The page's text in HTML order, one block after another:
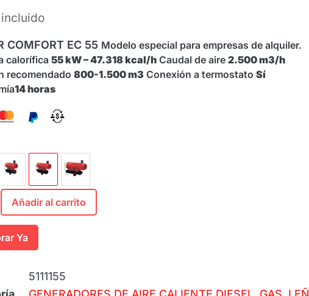
COMFORT EC 55 Modelo especial para empresas de alquiler.
calorífica 55 kW – 47.318 kcal/h Caudal de aire 2.500 m3/h
recomendado 800-1.500 m3 Conexión a termostato Sí
14 horas
Añadir al carrito
Ya
5111155